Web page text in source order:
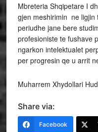
Mbreteria Shqipetare I
gjen meshirimin ne ligjin
periudhe jane bere
profesioniste te fushave
ngarkon intelektualet
per progresin qe u arrit
Muharrem Xhydollari
Share via:
Facebook